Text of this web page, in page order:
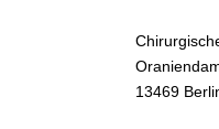
13469